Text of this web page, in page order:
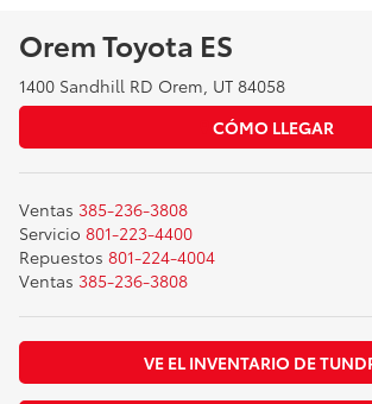
Orem Toyota ES
1400 Sandhill RD Orem, UT 84058
CÓMO LLEGAR
Ventas 385-236-3808
Servicio 801-223-4400
Repuestos 801-224-4004
Ventas 385-236-3808
VE EL INVENTARIO DE